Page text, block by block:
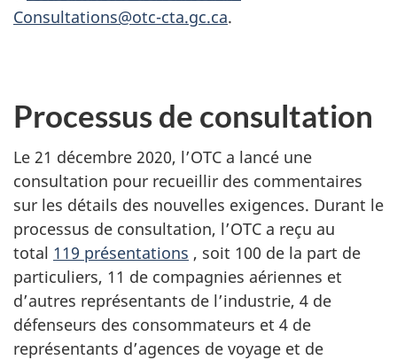
Consultations@otc-cta.gc.ca.
Processus de consultation
Le 21 décembre 2020, l’OTC a lancé une
consultation pour recueillir des commentaires
sur les détails des nouvelles exigences. Durant le
processus de consultation, l’OTC a reçu au
total 119 présentations , soit 100 de la part de
particuliers, 11 de compagnies aériennes et
d’autres représentants de l’industrie, 4 de
défenseurs des consommateurs et 4 de
représentants d’agences de voyage et de